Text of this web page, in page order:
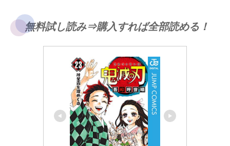
無料試し読み⇒購入すれば全部読める！